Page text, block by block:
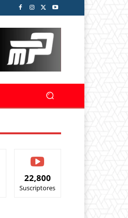
22,800
Suscriptores